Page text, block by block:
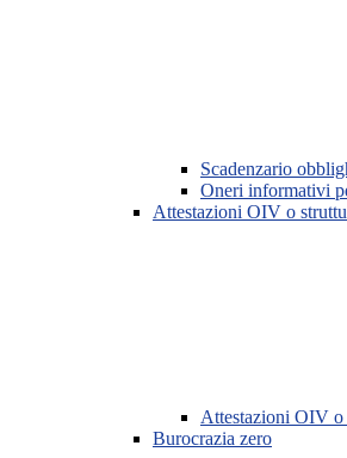
Scadenzario
Oneri informativi
Attestazioni OIV o
Attestazioni OIV o
Burocrazia zero